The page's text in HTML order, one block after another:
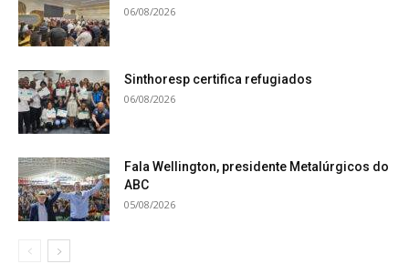
06/08/2026
Sinthoresp certifica refugiados
06/08/2026
Fala Wellington, presidente Metalúrgicos do
ABC
05/08/2026